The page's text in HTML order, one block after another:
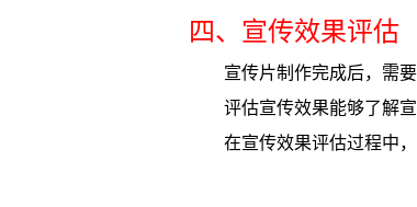
四、宣传效果评估
宣传片制作完成后，需
评估宣传效果能够了解
在宣传效果评估过程中